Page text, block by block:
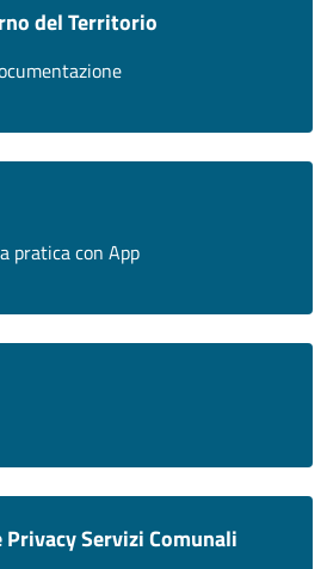
del Territorio
pratica con App
Servizi Comunali